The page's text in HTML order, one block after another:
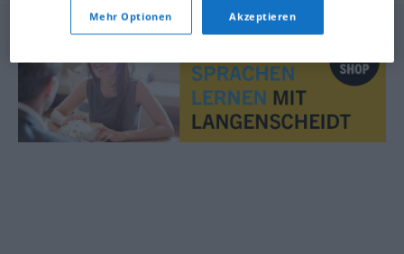
Mehr Optionen Akzeptieren